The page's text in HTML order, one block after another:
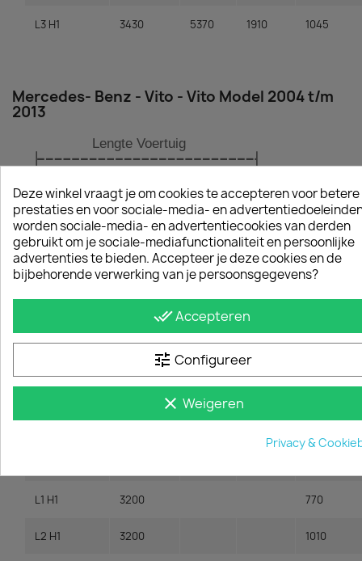
L3 H1 3430 5370 1910 1045
Mercedes- Benz - Vito - Vito Model 2004 t/m
2013
Wielbasis Lengte
L1 H1 3200 770
L1 H1 3200 770
L2 H1 3200 1010
Deze winkel vraagt je om cookies te accepteren voor betere
prestaties en voor sociale-media- en
worden sociale-media- en advertentiecookies van derden
gebruikt om je sociale-mediafunctionaliteit en persoonlijke
advertenties te bieden. Accepteer je deze cookies en de
bijbehorende verwerking van je persoonsgegevens?
done_allAccepteren
tune Configureer
clear Weigeren
Privacy &